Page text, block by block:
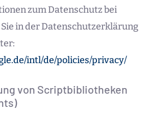
zum Datenschutz bei
Sie in der Datenschutzerklärung
intl/de/policies/privacy/
von Scriptbibliotheken